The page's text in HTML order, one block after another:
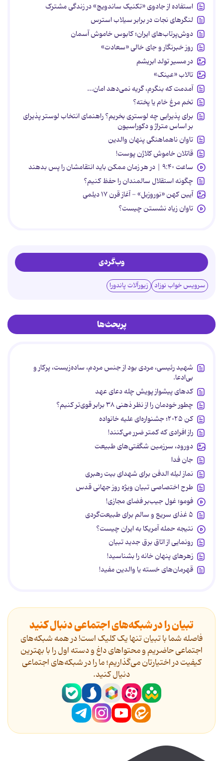
استفاده از جادوی «تکنیک ساندویچ» در زندگی مشترک
لنگرهای نجات در برابر سیلاب استرس
دوش‌پرتاب‌های ایران؛ کابوس خاموش آسمان
روز خبرنگار و جای خالی «سعادت»
در مسیر تولد ابریشم
تالاب «عینک»
آمدمت که بنگرم، گریه نمی‌دهد امان...
تخم مرغ خام یا پخته؟
برای پذیرایی چه لوستری بخریم؟ راهنمای انتخاب لوستر پذیرای
بر اساس متراژ و دکوراسیون
تاوان ناهماهنگی پنهان والدین
قاتلان خاموش کلاژن پوست!
ساعت ۹:۴۰ | در هر زمان ممکن باید انتقامشان را پس بدهند
چگونه استقلال سالمندان را حفظ کنیم؟
آیین کهن «نوروزبل» - آغاز قرن ۱۷ دیلمی
تاوان زیاد نشستن چیست؟
وب‌گردی
سرویس خواب نوزاد زیورآلات پاندورا
پربحث‌ها
شهید رئیسی، مردی بود از جنس مردم، ساده‌زیست، پرکار و
بی‌ادعا.
کدهای پیشواز پویش چله دعای عهد
چطور خودمان را از نظر ذهنی ۳۸ برابر قوی‌تر کنیم؟
کن ۲۰۲۵؛ جشنواره‌ای علیه خانواده
راز افرادی که کمتر ضرر می‌کنند!
دورود، سرزمین شگفتی‌های طبیعت
جان فدا
نماز لیله الدفن برای شهدای بیت رهبری
طرح اختصاصی تبیان ویژه روز جهانی قدس
فومو؛ غول جیب‌بر فضای مجازی!
۵ غذای سریع و سالم برای طبیعت‌گردی
نتیجه حمله آمریکا به ایران چیست؟
رونمایی از اتاق برق جدید تبیان
زهرهای پنهان خانه را بشناسید!
قهرمان‌های خسته یا والدین مفید!
تبیان را در شبکه‌های اجتماعی دنبال کنید
فاصله شما با تبیان تنها یک کلیک است! در همه شبکه‌های
اجتماعی حاضریم و محتواهای داغ و دسته اول را با بهترین
کیفیت در اختیارتان می‌گذاریم؛ ما را در شبکه‌های اجتماعی
دنیال کنید.